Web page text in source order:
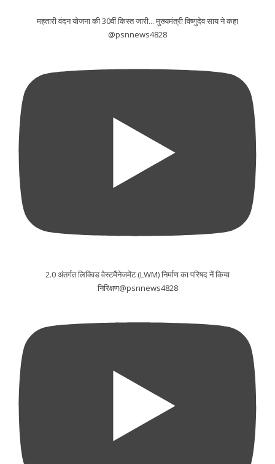
महतारी वंदन योजना की 30वीं किस्त जारी... मुख्यमंत्री विष्णुदेव साय ने कहा
@psnnews4828
2.0 अंतर्गत लिक्विड वेस्टमैनेजमेंट (LWM) निर्माण का परिषद नें किया
निरिक्षण@psnnews4828